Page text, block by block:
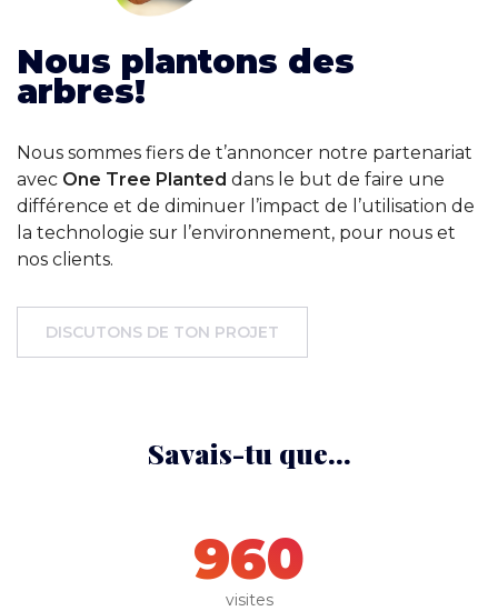
Nous plantons des
arbres!
Nous sommes fiers de t’annoncer notre partenariat
avec One Tree Planted dans le but de faire une
différence et de diminuer l’impact de l’utilisation de
la technologie sur l’environnement, pour nous et
nos clients.
DISCUTONS DE TON PROJET
Savais-tu que...
visites
1000